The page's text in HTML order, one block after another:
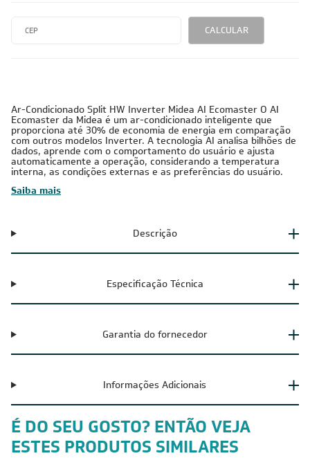
CALCULAR
Ar-Condicionado Split HW Inverter Midea AI Ecomaster O AI
Ecomaster da Midea é um ar-condicionado inteligente que
proporciona até 30% de economia de energia em comparação
com outros modelos Inverter. A tecnologia AI analisa bilhões de
dados, aprende com o comportamento do usuário e ajusta
automaticamente a operação, considerando a temperatura
interna, as condições externas e as preferências do usuário.
Saiba mais
Descrição
Especificação Técnica
Garantia do fornecedor
Informações Adicionais
É DO SEU GOSTO? ENTÃO VEJA
ESTES PRODUTOS SIMILARES